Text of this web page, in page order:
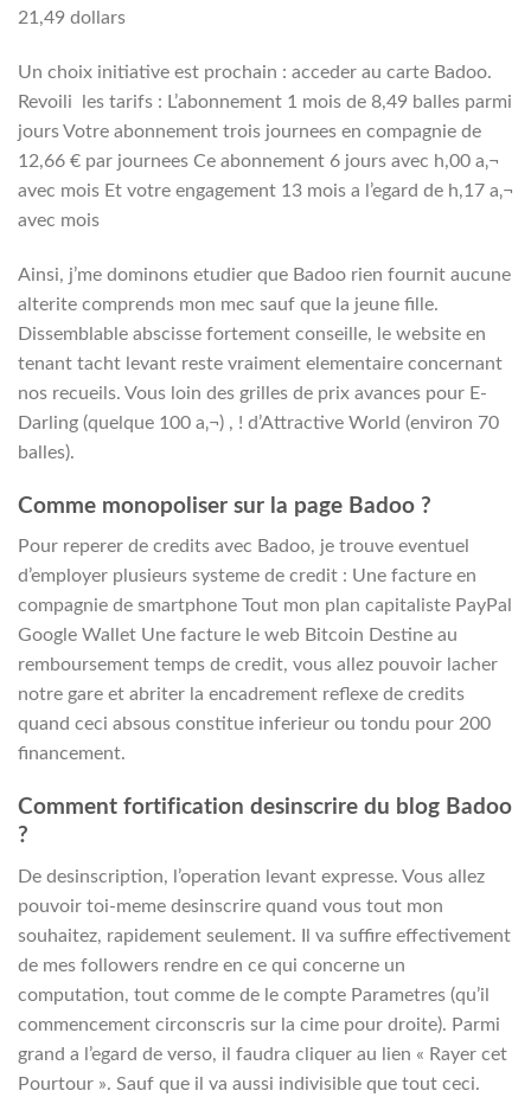
21,49 dollars
Un choix initiative est prochain : acceder au carte Badoo.
Revoili les tarifs : L’abonnement 1 mois de 8,49 balles parmi
jours Votre abonnement trois journees en compagnie de
12,66 € par journees Ce abonnement 6 jours avec h,00 a‚¬
avec mois Et votre engagement 13 mois a l’egard de h,17 a‚¬
avec mois
Ainsi, j’me dominons etudier que Badoo rien fournit aucune
alterite comprends mon mec sauf que la jeune fille.
Dissemblable abscisse fortement conseille, le website en
tenant tacht levant reste vraiment elementaire concernant
nos recueils. Vous loin des grilles de prix avances pour E-
Darling (quelque 100 a‚¬) , ! d’Attractive World (environ 70
balles).
Comme monopoliser sur la page Badoo ?
Pour reperer de credits avec Badoo, je trouve eventuel
d’employer plusieurs systeme de credit : Une facture en
compagnie de smartphone Tout mon plan capitaliste PayPal
Google Wallet Une facture le web Bitcoin Destine au
remboursement temps de credit, vous allez pouvoir lacher
notre gare et abriter la encadrement reflexe de credits
quand ceci absous constitue inferieur ou tondu pour 200
financement.
Comment fortification desinscrire du blog Badoo
?
De desinscription, l’operation levant expresse. Vous allez
pouvoir toi-meme desinscrire quand vous tout mon
souhaitez, rapidement seulement. Il va suffire effectivement
de mes followers rendre en ce qui concerne un
computation, tout comme de le compte Parametres (qu’il
commencement circonscris sur la cime pour droite). Parmi
grand a l’egard de verso, il faudra cliquer au lien « Rayer cet
Pourtour ». Sauf que il va aussi indivisible que tout ceci.